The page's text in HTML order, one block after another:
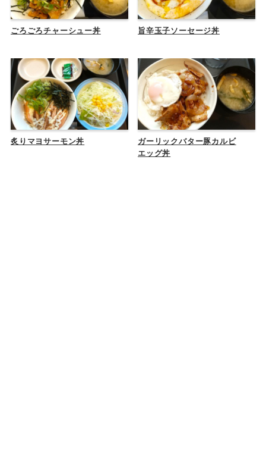
ごろごろチャーシュー丼 旨辛玉子ソーセージ丼
炙りマヨサーモン丼
ガーリックバター豚カルビ
エッグ丼